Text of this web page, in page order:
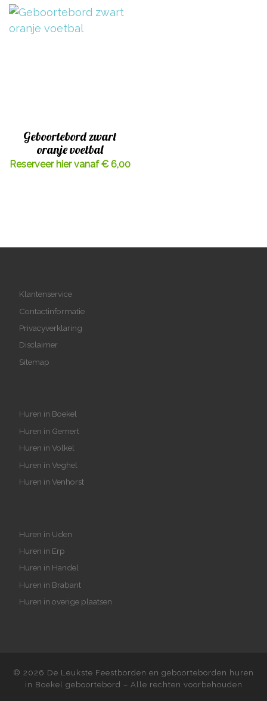
Geboortebord zwart
oranje voetbal
Reserveer hier vanaf € 6,00
Klantenservice
Contactinformatie
Privacyverklaring
Disclaimer
Sitemap
Huren in Boekel
Huren in Gemert
Huren in Volkel
Huren in Veghel
Huren in Venhorst
Huren in Uden
Huren in Erp
Huren in Handel
Huren in Brabant
Huren in overige plaatsen
© 2026 De Leukste Feestborden en geboorteborden huren
in Boekel geboortebord – Alle rechten voorbehouden